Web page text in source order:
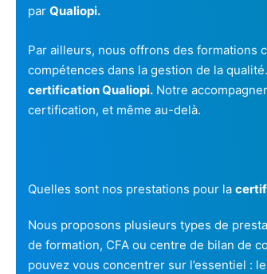
par Qualiopi.
Par ailleurs, nous offrons des formations
compétences dans la gestion de la
certification Qualiopi. Notre
certification, et même au-delà.
Quelles sont nos prestations pour la
Nous proposons plusieurs types de
de formation, CFA ou centre de bilan de
pouvez vous concentrer sur l’essentiel :